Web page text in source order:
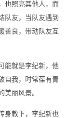
也照亮其他人，而
队友，当队友遇到
善良，带动队友互
能就是李纪新，他
自我，时常葆有青
美丽风景。
身教下，李纪新也